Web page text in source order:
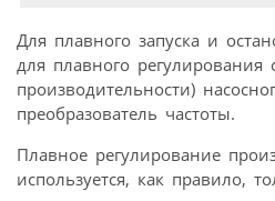
Для плавного запуска и
для плавного регулирования
производительности)
преобразователь частоты.
Плавное регулирование
используется, как правило,